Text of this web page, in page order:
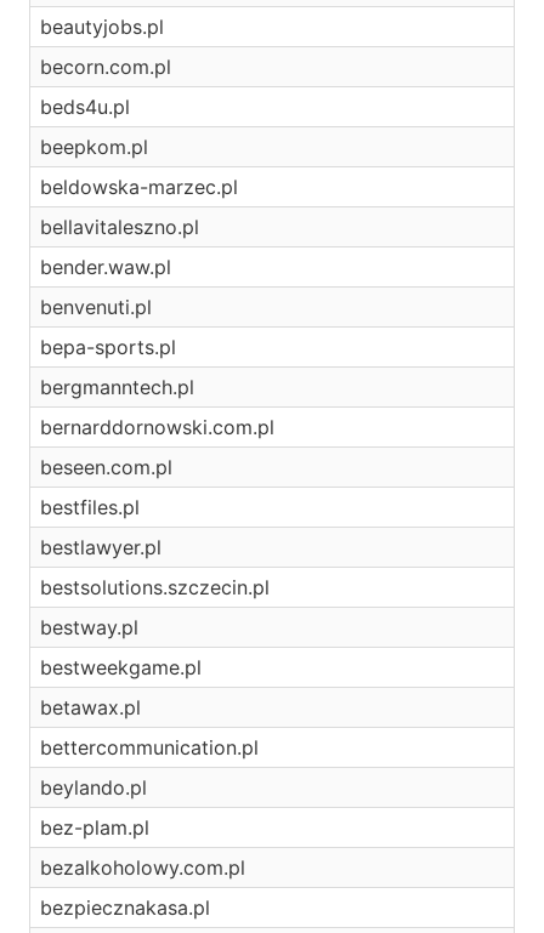
beautyjobs.pl
becorn.com.pl
beds4u.pl
beepkom.pl
beldowska-marzec.pl
bellavitaleszno.pl
bender.waw.pl
benvenuti.pl
bepa-sports.pl
bergmanntech.pl
bernarddornowski.com.pl
beseen.com.pl
bestfiles.pl
bestlawyer.pl
bestsolutions.szczecin.pl
bestway.pl
bestweekgame.pl
betawax.pl
bettercommunication.pl
beylando.pl
bez-plam.pl
bezalkoholowy.com.pl
bezpiecznakasa.pl